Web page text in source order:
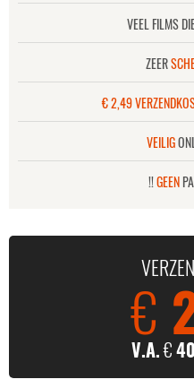
VEEL FILMS
ZEER
€ 2,49
VEILIG
!!GEEN
€
V.A.€